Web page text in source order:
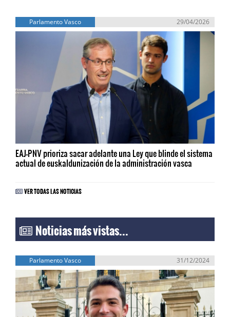
Parlamento Vasco 29/04/2026
EAJ-PNV prioriza sacar adelante una Ley que blinde el sistema
actual de euskaldunización de la administración vasca
VER TODAS LAS NOTICIAS
Noticias más vistas...
Parlamento Vasco 31/12/2024